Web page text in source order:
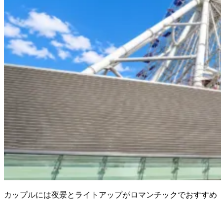
カップルには夜景とライトアップがロマンチックでおすすめ